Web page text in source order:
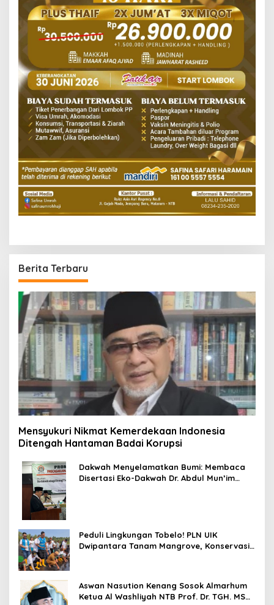
Berita Terbaru
Mensyukuri Nikmat Kemerdekaan Indonesia
Ditengah Hantaman Badai Korupsi
Dakwah Menyelamatkan Bumi: Membaca
Disertasi Eko-Dakwah Dr. Abdul Mun’im
Peduli Lingkungan Tobelo! PLN UIK
Dwipantara Tanam Mangrove, Konservasi
Aswan Nasution Kenang Sosok Almarhum
Ketua Al Washliyah NTB Prof. Dr. TGH. MS